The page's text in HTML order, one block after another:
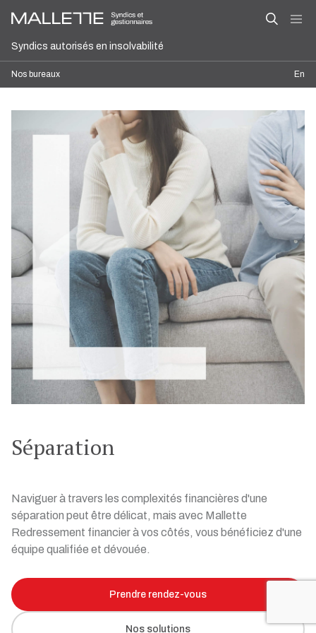
Syndics autorisés en insolvabilité
Nos bureaux En
Séparation
Naviguer à travers les complexités financières d'une
séparation peut être délicat, mais avec Mallette
Redressement financier à vos côtés, vous bénéficiez d'une
équipe qualifiée et dévouée.
Prendre rendez-vous
Nos solutions